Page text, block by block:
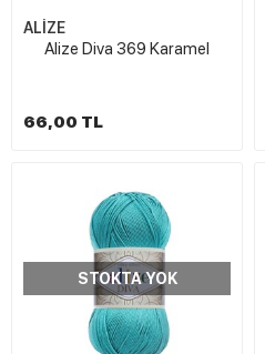
ALİZE
Alize Diva 369 Karamel
66,00 TL
STOKTA YOK